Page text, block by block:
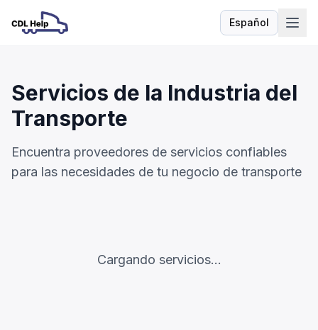
Español
Idioma
Servicios de la Industria del
Transporte
Encuentra proveedores de servicios confiables
para las necesidades de tu negocio de transporte
Cargando servicios...